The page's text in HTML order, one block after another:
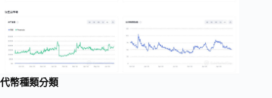
代幣種類分類